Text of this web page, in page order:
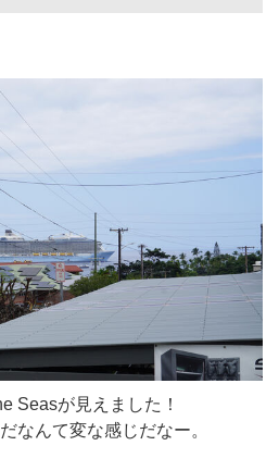
Seasが見えました！
なんて変な感じだなー。